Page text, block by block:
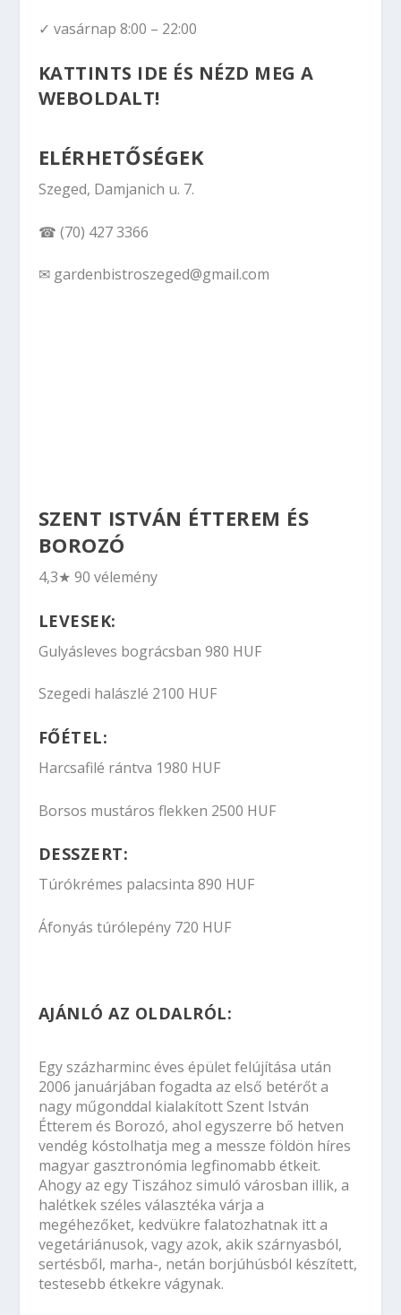
✓ vasárnap 8:00 – 22:00
KATTINTS IDE ÉS NÉZD MEG A
WEBOLDALT!
ELÉRHETŐSÉGEK
Szeged, Damjanich u. 7.
☎ (70) 427 3366
✉ gardenbistroszeged@gmail.com
SZENT ISTVÁN ÉTTEREM ÉS
BOROZÓ
4,3★ 90 vélemény
LEVESEK:
Gulyásleves bográcsban 980 HUF
Szegedi halászlé 2100 HUF
FŐÉTEL:
Harcsafilé rántva 1980 HUF
Borsos mustáros flekken 2500 HUF
DESSZERT:
Túrókrémes palacsinta 890 HUF
Áfonyás túrólepény 720 HUF
AJÁNLÓ AZ OLDALRÓL:
Egy százharminc éves épület felújítása után
2006 januárjában fogadta az első betérőt a
nagy műgonddal kialakított Szent István
Étterem és Borozó, ahol egyszerre bő hetven
vendég kóstolhatja meg a messze földön híres
magyar gasztronómia legfinomabb étkeit.
Ahogy az egy Tiszához simuló városban illik, a
halétkek széles választéka várja a
megéhezőket, kedvükre falatozhatnak itt a
vegetáriánusok, vagy azok, akik szárnyasból,
sertésből, marha-, netán borjúhúsból készített,
testesebb étkekre vágynak.